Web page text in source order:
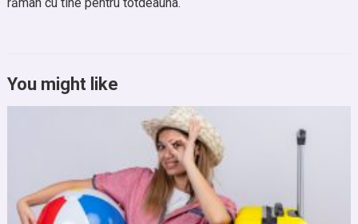
You might like